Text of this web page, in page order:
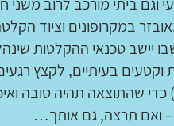
במקרופונים וציוד
יישב טכנאי ההקלטות
וקטעים בעיתיים, לקצץ
שהתוצאה תהיה טובה
– ואם תרצה, גם אותך…